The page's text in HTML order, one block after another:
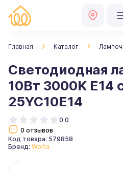
Главная Каталог
Светодиодная
10Вт 3000K E14
25YC10E14
0.0
0 отзывов
Код товара: 579858
Бренд: Wolta